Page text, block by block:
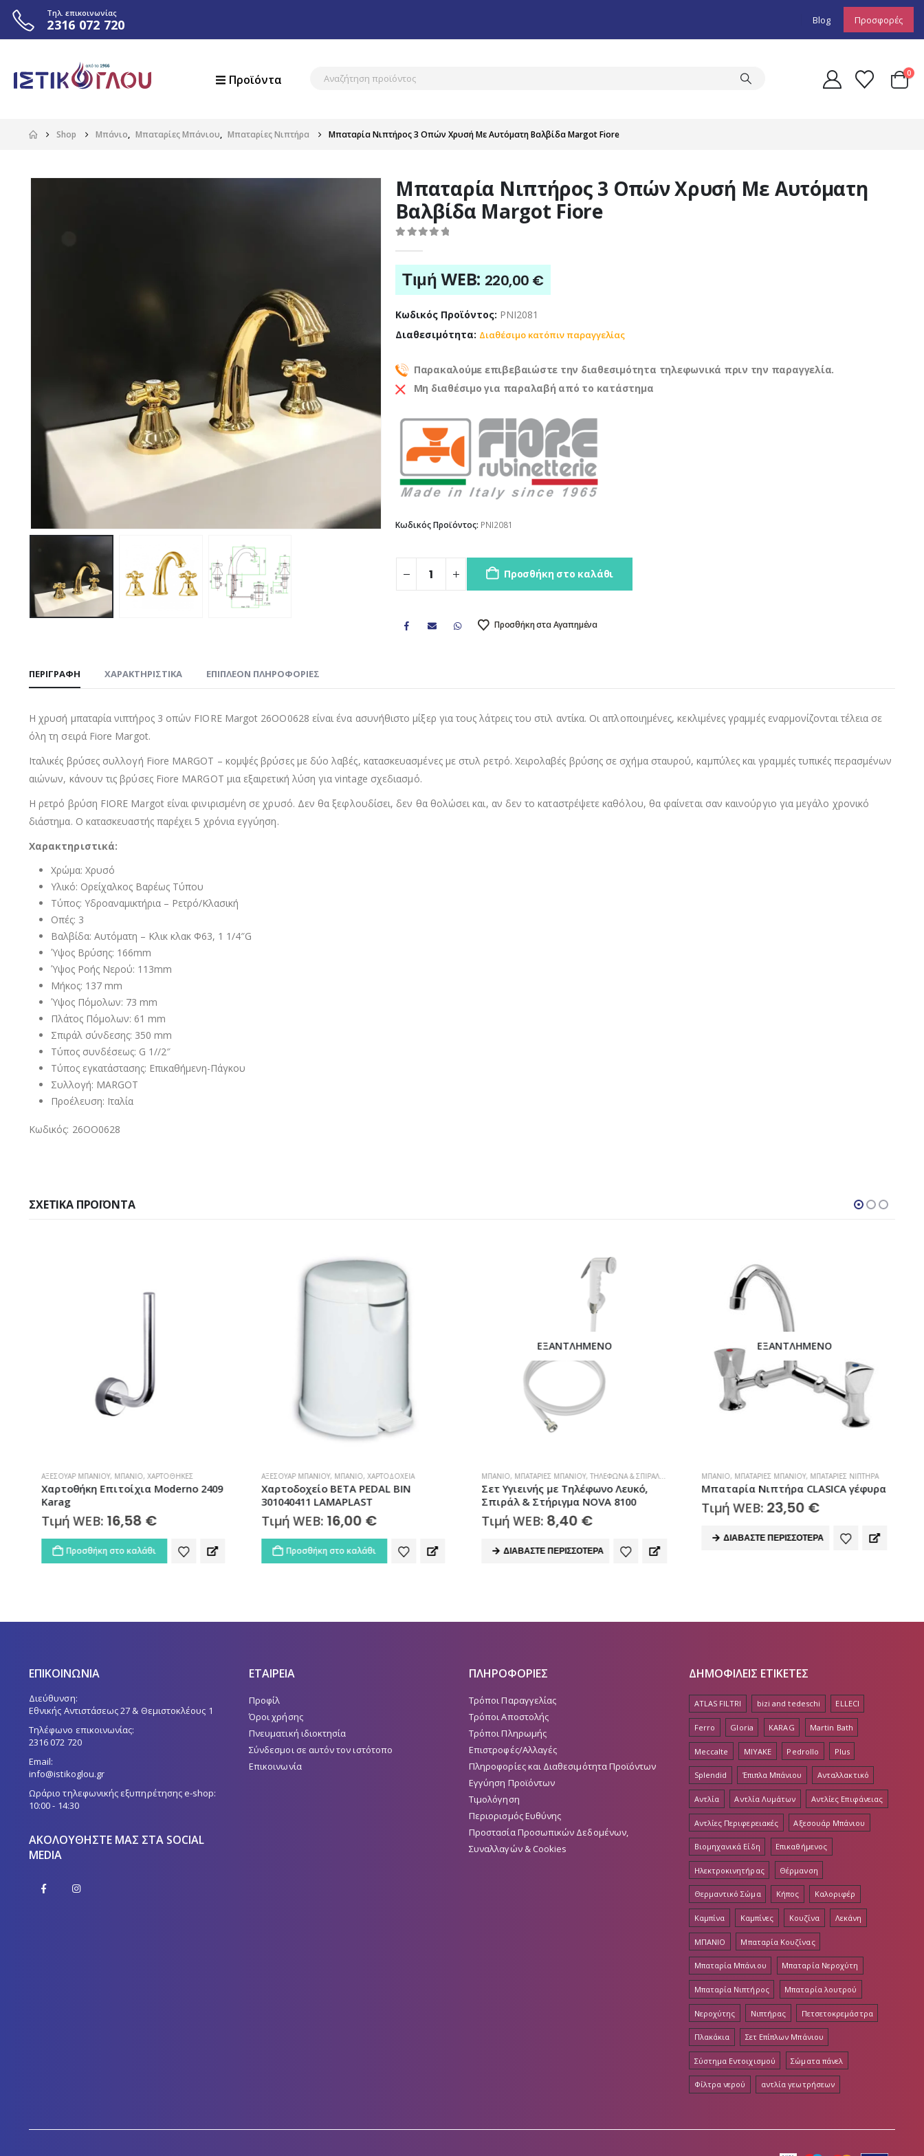
Τηλ. επικοινωνίας
2316 072 720 Blog Προσφορές
Προϊόντα 0
Shop Μπάνιο, Μπαταρίες Μπάνιου, Μπαταρίες Νιπτήρα Μπαταρία Νιπτήρος 3 Οπών Χρυσή Με Αυτόματη Βαλβίδα Margot Fiore
Μπαταρία Νιπτήρος 3 Οπών Χρυσή Με Αυτόματη
Βαλβίδα Margot Fiore
Τιμή WEB: 220,00 €
Κωδικός Προϊόντος: PNI2081
Διαθεσιμότητα: Διαθέσιμο κατόπιν παραγγελίας
Παρακαλούμε επιβεβαιώστε την διαθεσιμότητα τηλεφωνικά πριν την παραγγελία.
Μη διαθέσιμο για παραλαβή από το κατάστημα
Κωδικός Προϊόντος: PNI2081
Προσθήκη στο καλάθι
Προσθήκη στα Αγαπημένα
ΠΕΡΙΓΡΑΦΉ ΧΑΡΑΚΤΗΡΙΣΤΙΚΑ ΕΠΙΠΛΈΟΝ ΠΛΗΡΟΦΟΡΊΕΣ
Η χρυσή μπαταρία νιπτήρος 3 οπών FIORE Margot 26ΟΟ0628 είναι ένα ασυνήθιστο μίξερ για τους λάτρεις του στιλ αντίκα. Οι απλοποιημένες, κεκλιμένες γραμμές εναρμονίζονται τέλεια σε
όλη τη σειρά Fiore Margot.
Ιταλικές βρύσες συλλογή Fiore MARGOT – κομψές βρύσες με δύο λαβές, κατασκευασμένες με στυλ ρετρό. Χειρολαβές βρύσης σε σχήμα σταυρού, καμπύλες και γραμμές τυπικές περασμένων
αιώνων, κάνουν τις βρύσες Fiore MARGOT μια εξαιρετική λύση για vintage σχεδιασμό.
Η ρετρό βρύση FIORE Margot είναι φινιρισμένη σε χρυσό. Δεν θα ξεφλουδίσει, δεν θα θολώσει και, αν δεν το καταστρέψετε καθόλου, θα φαίνεται σαν καινούργιο για μεγάλο χρονικό
διάστημα. Ο κατασκευαστής παρέχει 5 χρόνια εγγύηση.
Χαρακτηριστικά:
Χρώμα: Χρυσό
Υλικό: Ορείχαλκος Βαρέως Τύπου
Τύπος: Υδροαναμικτήρια – Ρετρό/Κλασική
Οπές: 3
Βαλβίδα: Αυτόματη – Κλικ κλακ Φ63, 1 1/4″G
Ύψος Βρύσης: 166mm
Ύψος Ροής Νερού: 113mm
Μήκος: 137 mm
Ύψος Πόμολων: 73 mm
Πλάτος Πόμολων: 61 mm
Σπιράλ σύνδεσης: 350 mm
Τύπος συνδέσεως: G 1//2″
Τύπος εγκατάστασης: Επικαθήμενη-Πάγκου
Συλλογή: MARGOT
Προέλευση: Ιταλία
Κωδικός: 26OO0628
ΣΧΕΤΙΚΆ ΠΡΟΪΌΝΤΑ
ΑΞΕΣΟΥΆΡ ΜΠΆΝΙΟΥ, ΜΠΆΝΙΟ, ΧΑΡΤΟΘΉΚΕΣ
Χαρτοθήκη Επιτοίχια Moderno 2409
Karag
Τιμή WEB: 16,58 €
Προσθήκη στο καλάθι
ΑΞΕΣΟΥΆΡ ΜΠΆΝΙΟΥ, ΜΠΆΝΙΟ, ΧΑΡΤΟΔΟΧΕΊΑ
Χαρτοδοχείο BETA PEDAL BIN
301040411 LAMAPLAST
Τιμή WEB: 16,00 €
Προσθήκη στο καλάθι
ΕΞΑΝΤΛΗΜΈΝΟ
ΜΠΆΝΙΟ, ΜΠΑΤΑΡΊΕΣ ΜΠΆΝΙΟΥ, ΤΗΛΈΦΩΝΑ & ΣΠΙΡΆΛ ΝΤΟΥΣ
Σετ Υγιεινής με Τηλέφωνο Λευκό,
Σπιράλ & Στήριγμα NOVA 8100
Τιμή WEB: 8,40 €
ΔΙΑΒΆΣΤΕ ΠΕΡΙΣΣΌΤΕΡΑ
ΕΞΑΝΤΛΗΜΈΝΟ
ΜΠΆΝΙΟ, ΜΠΑΤΑΡΊΕΣ ΜΠΆΝΙΟΥ, ΜΠΑΤΑΡΊΕΣ ΝΙΠΤΉΡΑ
Μπαταρία Νιπτήρα CLASICA γέφυρα
Τιμή WEB: 23,50 €
ΔΙΑΒΆΣΤΕ ΠΕΡΙΣΣΌΤΕΡΑ
ΕΠΙΚΟΙΝΩΝΙΑ
Διεύθυνση:
Εθνικής Αντιστάσεως 27 & Θεμιστοκλέους 1
Τηλέφωνο επικοινωνίας:
2316 072 720
Email:
info@istikoglou.gr
Ωράριο τηλεφωνικής εξυπηρέτησης e-shop:
10:00 - 14:30
ΑΚΟΛΟΥΘΉΣΤΕ ΜΑΣ ΣΤΑ SOCIAL
MEDIA
ΕΤΑΙΡΕΙΑ
Προφίλ
Όροι χρήσης
Πνευματική ιδιοκτησία
Σύνδεσμοι σε αυτόν τον ιστότοπο
Επικοινωνία
ΠΛΗΡΟΦΟΡΙΕΣ
Τρόποι Παραγγελίας
Τρόποι Αποστολής
Τρόποι Πληρωμής
Επιστροφές/Αλλαγές
Πληροφορίες και Διαθεσιμότητα Προϊόντων
Εγγύηση Προϊόντων
Τιμολόγηση
Περιορισμός Ευθύνης
Προστασία Προσωπικών Δεδομένων,
Συναλλαγών & Cookies
ΔΗΜΟΦΙΛΕΙΣ ΕΤΙΚΕΤΕΣ
ATLAS FILTRI bizi and tedeschi ELLECI
Ferro Gloria KARAG Martin Bath
Meccalte MIYAKE Pedrollo Plus
Splendid Έπιπλα Μπάνιου Ανταλλακτικό
Αντλία Αντλία Λυμάτων Αντλίες Επιφάνειας
Αντλίες Περιφερειακές Αξεσουάρ Μπάνιου
Βιομηχανικά Είδη Επικαθήμενος
Ηλεκτροκινητήρας Θέρμανση
Θερμαντικό Σώμα Κήπος Καλοριφέρ
Καμπίνα Καμπίνες Κουζίνα Λεκάνη
ΜΠΑΝΙΟ Μπαταρία Κουζίνας
Μπαταρία Μπάνιου Μπαταρία Νεροχύτη
Μπαταρία Νιπτήρος Μπαταρία λουτρού
Νεροχύτης Νιπτήρας Πετσετοκρεμάστρα
Πλακάκια Σετ Επίπλων Μπάνιου
Σύστημα Εντοιχισμού Σώματα πάνελ
Φίλτρα νερού αντλία γεωτρήσεων